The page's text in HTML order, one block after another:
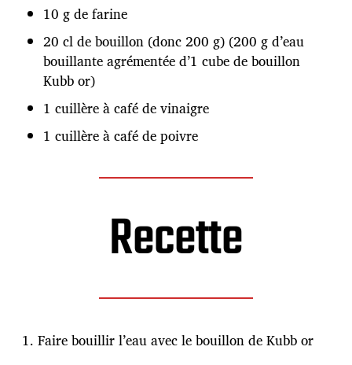
10 g de farine
20 cl de bouillon (donc 200 g) (200 g d’eau
bouillante agrémentée d’1 cube de bouillon
Kubb or)
1 cuillère à café de vinaigre
1 cuillère à café de poivre
Recette
1. Faire bouillir l’eau avec le bouillon de Kubb or